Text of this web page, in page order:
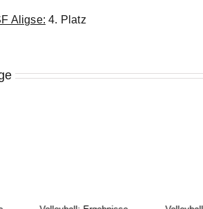
Aligse: 4. Platz